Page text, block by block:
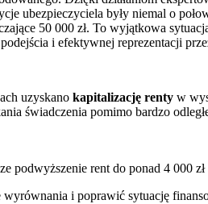
ubezpieczyciela były niemal o
50 000 zł. To wyjątkowa
i efektywnej reprezentacji
uzyskano kapitalizację renty w
świadczenia pomimo bardzo
podwyższenie rent do ponad 4 000 zł
i poprawić sytuację